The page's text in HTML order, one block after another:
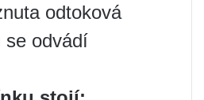
odtoková
se odvádí